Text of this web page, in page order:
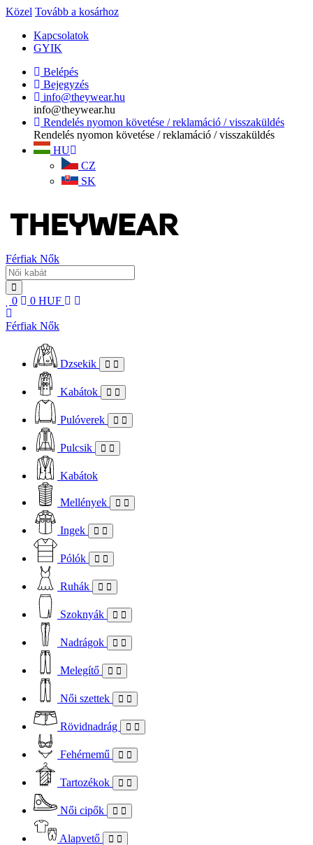
Közel Tovább a kosárhoz
Kapcsolatok
GYIK
Belépés
Bejegyzés
info@theywear.hu
info@theywear.hu
Rendelés nyomon követése / reklamáció / visszaküldés
Rendelés nyomon követése / reklamáció / visszaküldés
HU
CZ
SK
Férfiak Nők
0 0 HUF
Férfiak Nők
Dzsekik
Kabátok
Pulóverek
Pulcsik
Kabátok
Mellények
Ingek
Pólók
Ruhák
Szoknyák
Nadrágok
Melegítő
Női szettek
Rövidnadrág
Fehérnemű
Tartozékok
Női cipők
Alapvető